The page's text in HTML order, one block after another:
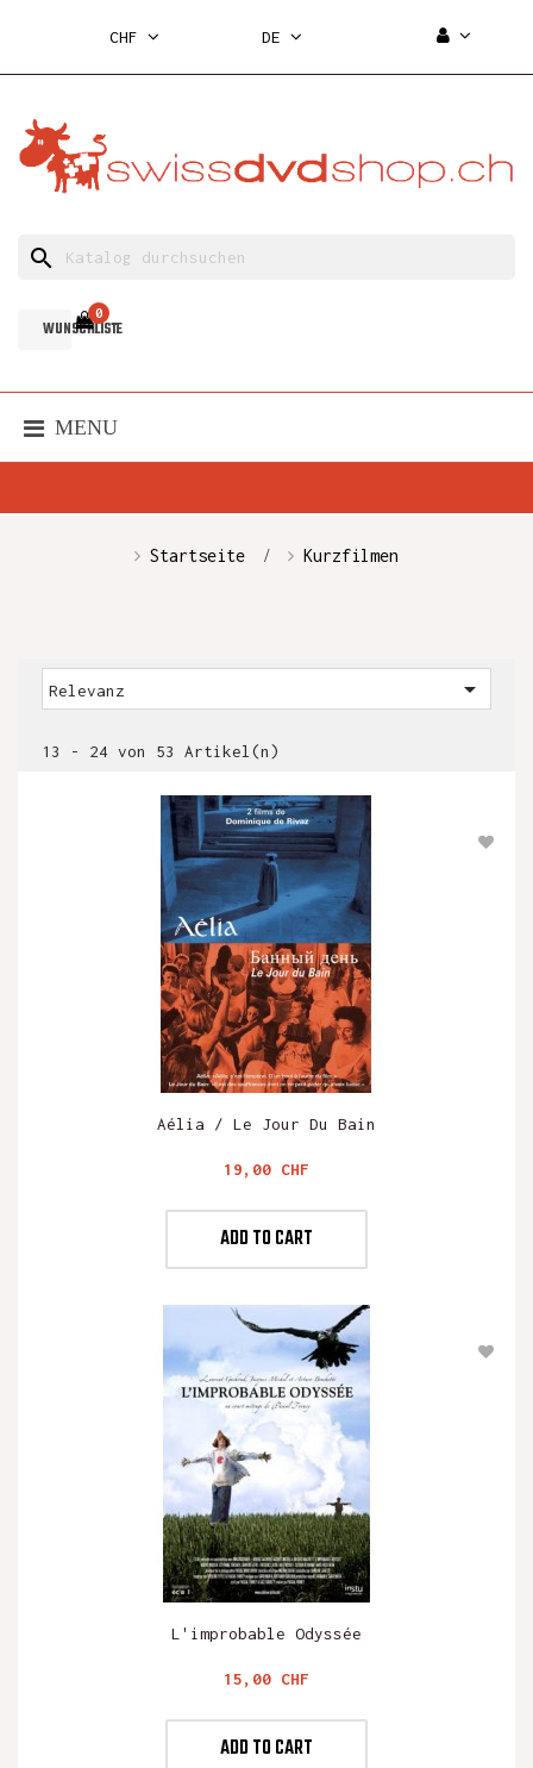
CHF DE
search
WUNSCHLISTE
0
MENU
Startseite Kurzfilmen
Relevanz 
13 - 24 von 53 Artikel(n)
Aélia / Le Jour Du Bain
Preis
19,00 CHF
ADD TO CART
L'improbable Odyssée
Preis
15,00 CHF
ADD TO CART